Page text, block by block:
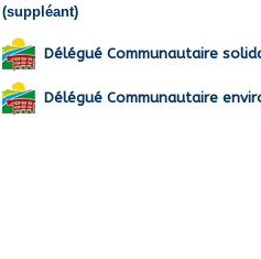
(suppléant)
Délégué Communautaire
Délégué Communautaire